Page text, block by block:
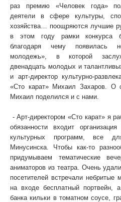
раз премию «Человек года»
деятели в сфере культуры,
хозяйства… поощряются лучшие
в этом году рамки конкурса
благодаря чему появилась
молодежь», в которой
двенадцать молодых и
и арт-директор культурно-
«Сто карат» Михаил Захаров. О
Михаил поделился и с нами.
- Арт-директором «Сто карат» я
обязанности входит
культурных программ, все
Минусинска. Чтобы как-то
придумываем тематические
аниматоров из театра. Очень
посетителей встречали
на входе бесплатный портвейн,
банка кильки в томатном соусе,